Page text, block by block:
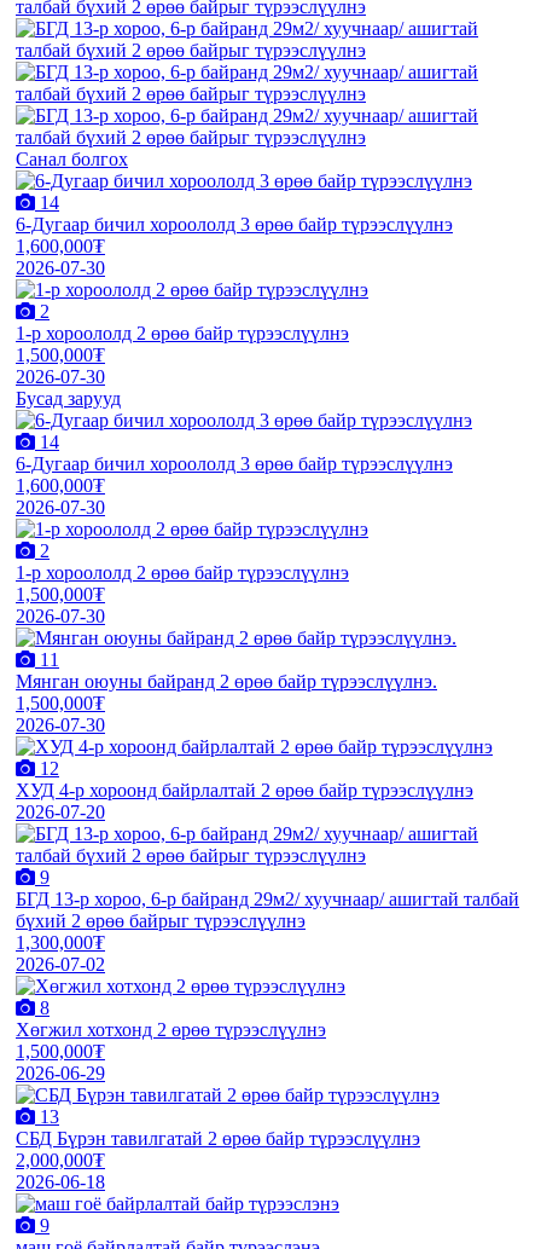
Санал болгох
14
6-Дугаар бичил хороололд 3 өрөө байр түрээслүүлнэ
1,600,000₮
2026-07-30
2
1-р хороололд 2 өрөө байр түрээслүүлнэ
1,500,000₮
2026-07-30
Бусад зарууд
14
6-Дугаар бичил хороололд 3 өрөө байр түрээслүүлнэ
1,600,000₮
2026-07-30
2
1-р хороололд 2 өрөө байр түрээслүүлнэ
1,500,000₮
2026-07-30
11
Мянган оюуны байранд 2 өрөө байр түрээслүүлнэ.
1,500,000₮
2026-07-30
12
ХУД 4-р хороонд байрлалтай 2 өрөө байр түрээслүүлнэ
2026-07-20
9
БГД 13-р хороо, 6-р байранд 29м2/ хуучнаар/ ашигтай талбай
бүхий 2 өрөө байрыг түрээслүүлнэ
1,300,000₮
2026-07-02
8
Хөгжил хотхонд 2 өрөө түрээслүүлнэ
1,500,000₮
2026-06-29
13
СБД Бүрэн тавилгатай 2 өрөө байр түрээслүүлнэ
2,000,000₮
2026-06-18
9